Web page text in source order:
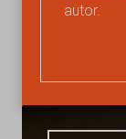
autor.